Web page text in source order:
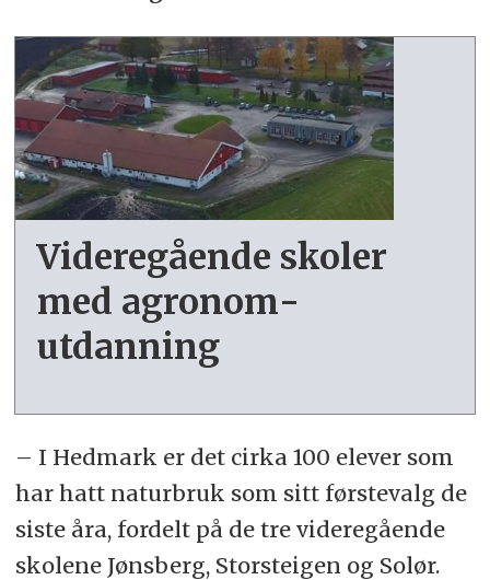
Videregående skoler
med agronom­
utdanning
– I Hedmark er det cirka 100 elever som
har hatt naturbruk som sitt førstevalg de
siste åra, fordelt på de tre videregående
skolene Jønsberg, Storsteigen og Solør.